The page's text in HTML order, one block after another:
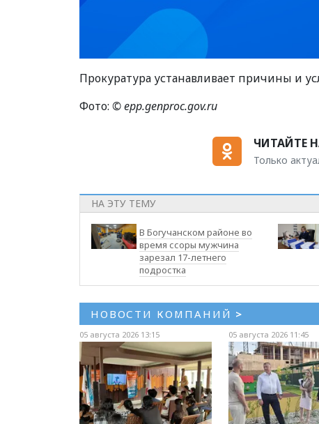
Прокуратура устанавливает причины и
Фото: © epp.genproc.gov.ru
ЧИТАЙТЕ
Только
НА ЭТУ ТЕМУ
В Богучанском районе во
время ссоры мужчина
зарезал 17-летнего
подростка
НОВОСТИ КОМПАНИЙ >
05 августа 2026 13:15 05 августа 2026 11:45